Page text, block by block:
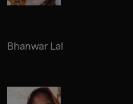
Bhanwar Lal